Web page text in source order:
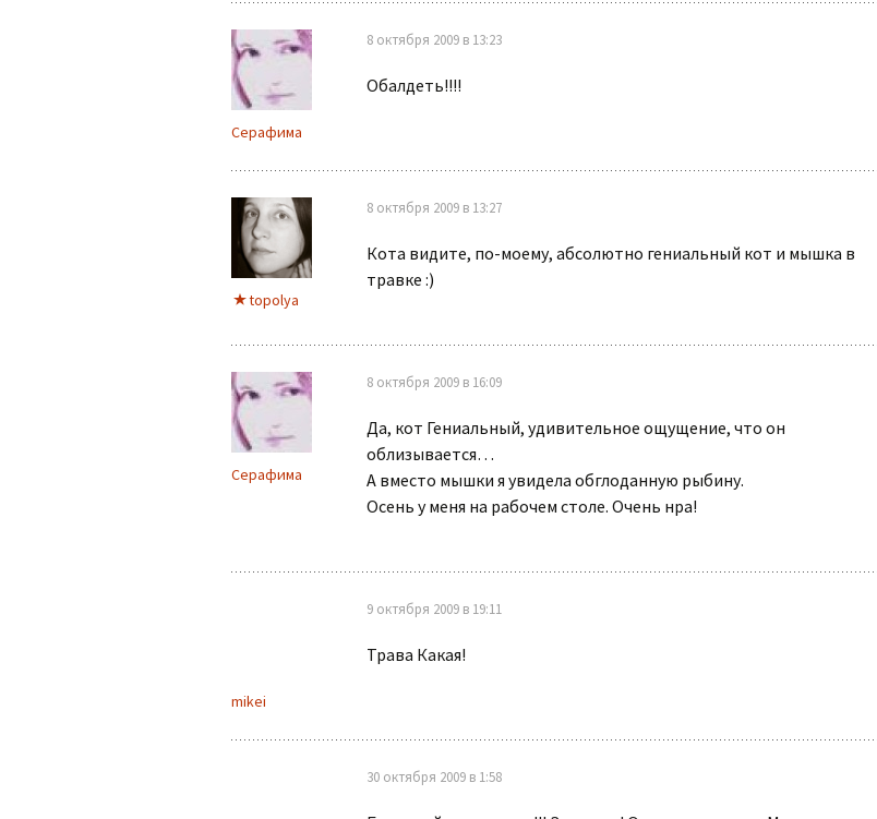
Время лечит…
Серафима
8 октября 2009 в 13:23
Обалдеть!!!!
topolya
8 октября 2009 в 13:27
Кота видите, по-моему, абсолютно гениальный кот и мышка в
травке :)
Серафима
8 октября 2009 в 16:09
Да, кот Гениальный, удивительное ощущение, что он
облизывается…
А вместо мышки я увидела обглоданную рыбину.
Осень у меня на рабочем столе. Очень нра!
mikei
9 октября 2009 в 19:11
Трава Какая!
30 октября 2009 в 1:58